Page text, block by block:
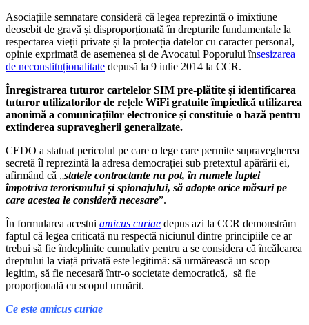
Asociațiile semnatare consideră că legea reprezintă o imixtiune
deosebit de gravă și disproporționată în drepturile fundamentale la
respectarea vieții private și la protecția datelor cu caracter personal,
opinie exprimată de asemenea și de Avocatul Poporului însesizarea
de neconstituționalitate depusă la 9 iulie 2014 la CCR.
Înregistrarea tuturor cartelelor SIM pre-plătite și identificarea
tuturor utilizatorilor de rețele WiFi gratuite împiedică utilizarea
anonimă a comunicațiilor electronice și constituie o bază pentru
extinderea supravegherii generalizate.
CEDO a statuat pericolul pe care o lege care permite supravegherea
secretă îl reprezintă la adresa democrației sub pretextul apărării ei,
afirmând că „statele contractante nu pot, în numele luptei
împotriva terorismului și spionajului, să adopte orice măsuri pe
care acestea le consideră necesare”.
În formularea acestui amicus curiae depus azi la CCR demonstrăm
faptul că legea criticată nu respectă niciunul dintre principiile ce ar
trebui să fie îndeplinite cumulativ pentru a se considera că încălcarea
dreptului la viață privată este legitimă: să urmărească un scop
legitim, să fie necesară într-o societate democratică, să fie
proporțională cu scopul urmărit.
Ce este amicus curiae